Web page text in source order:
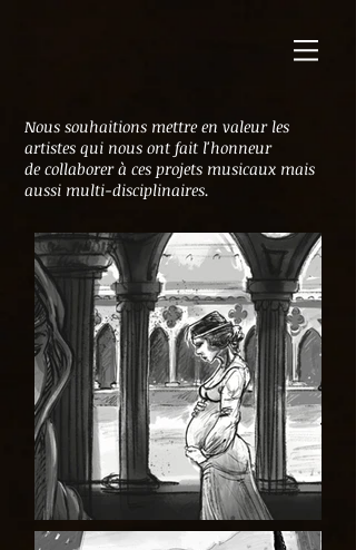
Nous souhaitions mettre en valeur les
artistes qui nous ont fait l'honneur
de collaborer à ces projets musicaux mais
aussi multi-disciplinaires.